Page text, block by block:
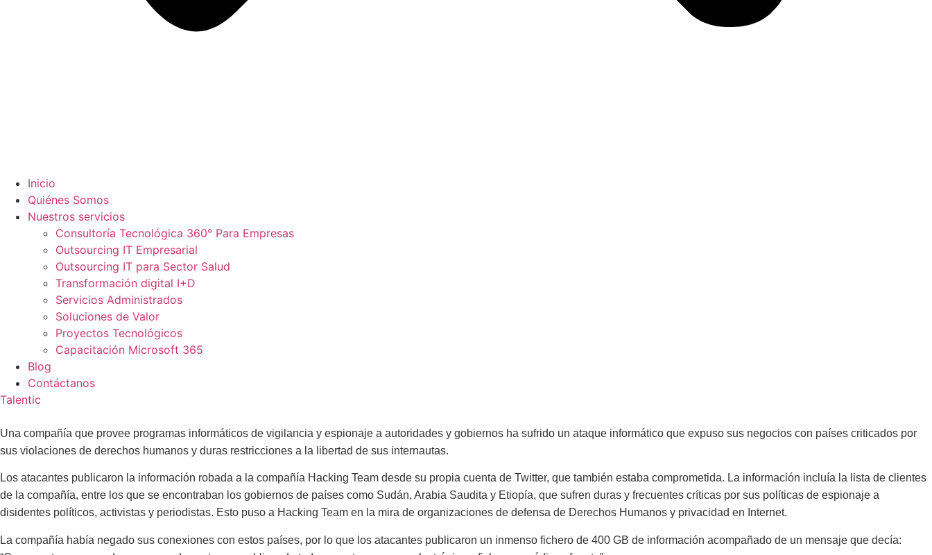
Inicio
Quiénes Somos
Nuestros servicios
Consultoría Tecnológica 360° Para Empresas
Outsourcing IT Empresarial
Outsourcing IT para Sector Salud
Transformación digital I+D
Servicios Administrados
Soluciones de Valor
Proyectos Tecnológicos
Capacitación Microsoft 365
Blog
Contáctanos
Talentic
Una compañía que provee programas informáticos de vigilancia y espionaje a autoridades y gobiernos ha sufrido un ataque informático que expuso sus negocios con países criticados por
sus violaciones de derechos humanos y duras restricciones a la libertad de sus internautas.
Los atacantes publicaron la información robada a la compañía Hacking Team desde su propia cuenta de Twitter, que también estaba comprometida. La información incluía la lista de clientes
de la compañía, entre los que se encontraban los gobiernos de países como Sudán, Arabia Saudita y Etiopía, que sufren duras y frecuentes críticas por sus políticas de espionaje a
disidentes políticos, activistas y periodistas. Esto puso a Hacking Team en la mira de organizaciones de defensa de Derechos Humanos y privacidad en Internet.
La compañía había negado sus conexiones con estos países, por lo que los atacantes publicaron un inmenso fichero de 400 GB de información acompañado de un mensaje que decía: